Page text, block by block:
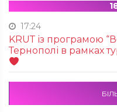
17:24
KRUТ із програмою
Тернополі в рамках